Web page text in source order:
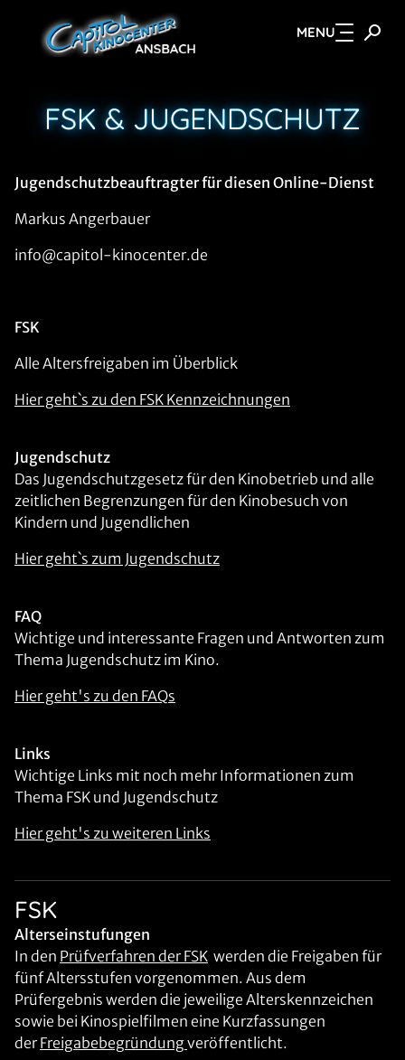
Zum Hauptinhalt springen MENU
FSK & JUGENDSCHUTZ
Jugendschutzbeauftragter für diesen Online-Dienst
Markus Angerbauer
info@capitol-kinocenter.de
FSK
Alle Altersfreigaben im Überblick
Hier geht`s zu den FSK Kennzeichnungen
Jugendschutz
Das Jugendschutzgesetz für den Kinobetrieb und alle
zeitlichen Begrenzungen für den Kinobesuch von
Kindern und Jugendlichen
Hier geht`s zum Jugendschutz
FAQ
Wichtige und interessante Fragen und Antworten zum
Thema Jugendschutz im Kino.
Hier geht's zu den FAQs
Links
Wichtige Links mit noch mehr Informationen zum
Thema FSK und Jugendschutz
Hier geht's zu weiteren Links
FSK
Alterseinstufungen
In den Prüfverfahren der FSK werden die Freigaben für
fünf Altersstufen vorgenommen. Aus dem
Prüfergebnis werden die jeweilige Alterskennzeichen
sowie bei Kinospielfilmen eine Kurzfassungen
derFreigabebegründungveröffentlicht.